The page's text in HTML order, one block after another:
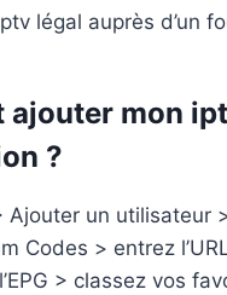
légal auprès d’un
ajouter mon
?
Ajouter un utilisateur
Codes > entrez
> classez vos